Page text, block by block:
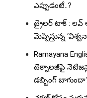
ఎప్పుడంటే..?
ట్రైలర్ టాక్ :
మెప్పిస్తున్న
Ramayana
టెక్నాలజీపై
డబ్బింగ్